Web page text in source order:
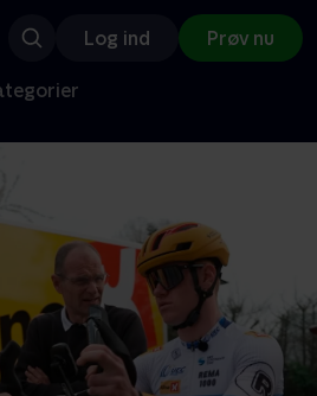
Log ind Prøv nu